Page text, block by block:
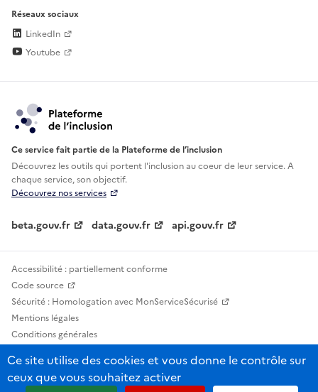
Réseaux sociaux
LinkedIn
Youtube
Ce service fait partie de la Plateforme de l’inclusion
Découvrez les outils qui portent l'inclusion aucoeur de leur service. A
chaque service, son objectif.
Découvrez nos services
beta.gouv.fr data.gouv.fr api.gouv.fr
Accessibilité : partiellement conforme
Code source
Sécurité : Homologation avec MonServiceSécurisé
Mentions légales
Conditions générales
Statistiques, lexiques et indicateurs
Sauf mention contraire, tous les contenus de ce site sont sous licence
Ce site utilise des cookies et vous donne le contrôle sur
ceux que vous souhaitez activer